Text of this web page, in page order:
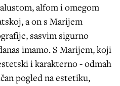
alfom i omegom
a on s Marijem
sasvim sigurno
imamo. S Marijem, koji
i karakterno - odmah
pogled na estetiku,